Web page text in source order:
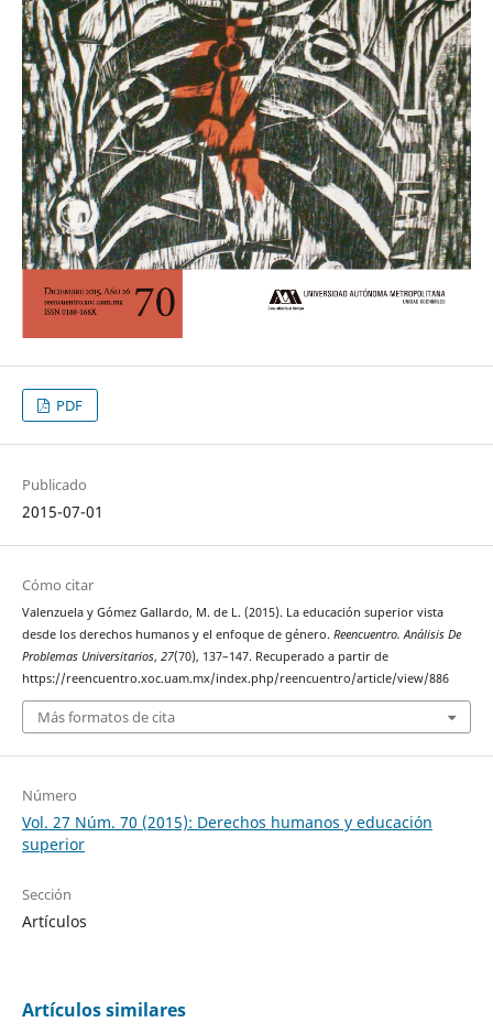
PDF
Publicado
2015-07-01
Cómo citar
Valenzuela y Gómez Gallardo, M. de L. (2015). La educación superior vista
desde los derechos humanos y el enfoque de género. Reencuentro. Análisis De
Problemas Universitarios, 27(70), 137–147. Recuperado a partir de
https://reencuentro.xoc.uam.mx/index.php/reencuentro/article/view/886
Más formatos de cita
Número
Vol. 27 Núm. 70 (2015): Derechos humanos y educación
superior
Sección
Artículos
Artículos similares